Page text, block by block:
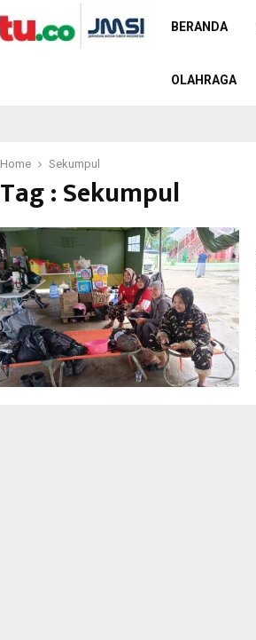
BERANDA
OLAHRAGA
Home Sekumpul
Tag : Sekumpul